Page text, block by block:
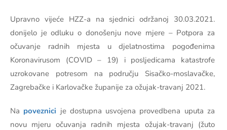
Upravno vijeće HZZ-a na sjednici održanoj 30.03.2021.
donijelo je odluku o donošenju nove mjere – Potpora za
očuvanje radnih mjesta u djelatnostima pogođenima
Koronavirusom (COVID – 19) i posljedicama katastrofe
uzrokovane potresom na području Sisačko-moslavačke,
Zagrebačke i Karlovačke županije za ožujak-travanj 2021.
Na poveznici je dostupna usvojena provedbena uputa za
novu mjeru očuvanja radnih mjesta ožujak-travanj (žuto